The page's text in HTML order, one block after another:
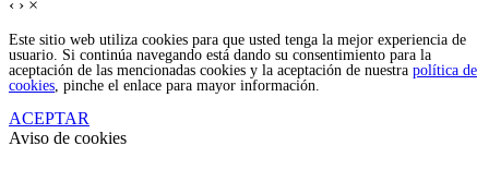
‹ › ×
Este sitio web utiliza cookies para que usted tenga la mejor experiencia de
usuario. Si continúa navegando está dando su consentimiento para la
aceptación de las mencionadas cookies y la aceptación de nuestra política de
cookies , pinche el enlace para mayor información.
ACEPTAR
Aviso de cookies